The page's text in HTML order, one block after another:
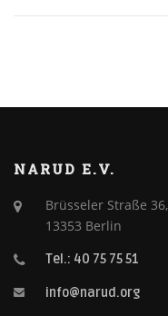
NARUD E.V.
Brüsseler Straße 36,
13353 Berlin
Tel.: 40 75 75 51
info@narud.org